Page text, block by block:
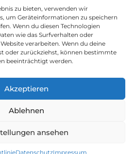
zu bieten, verwenden wir
um Geräteinformationen zu speichern
Wenn du diesen Technologien
wie das Surfverhalten oder
verarbeiten. Wenn du deine
oder zurückziehst, können bestimmte
beeinträchtigt werden.
Akzeptieren
Ablehnen
ansehen
DatenschutzImpressum
– 16.30 Uhr